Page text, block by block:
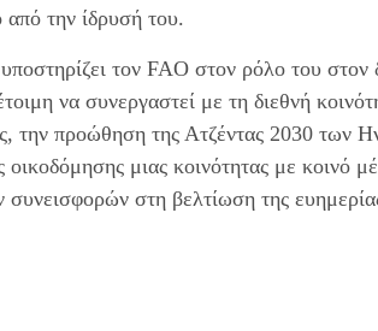
την ίδρυσή του.
τον FAO στον ρόλο του στον
να συνεργαστεί με τη διεθνή
την προώθηση της Ατζέντας 2030 των
μιας κοινότητας με κοινό
συνεισφορών στη βελτίωση της